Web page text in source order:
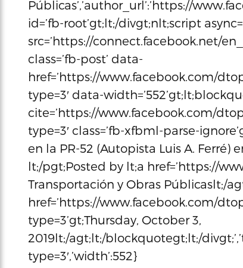
Públicas’,’author_url’:’https://
id=’fb-root’gt;lt;/divgt;nlt;script
src=’https://connect.facebook.net/
class=’fb-post’ data-
href=’https://www.facebook.com/
type=3′ data-
cite=’https://www.facebook.com/
type=3′ class=’fb-xfbml-parse-
en la PR-52 (Autopista Luis A. Ferré)
lt;/pgt;Posted by lt;a href=’https://
Transportación y Obras Públicaslt;/
href=’https://www.facebook.com/
type=3’gt;Thursday, October 3,
2019lt;/agt;lt;/blockquotegt;lt;/
type=3′,’width’:552}